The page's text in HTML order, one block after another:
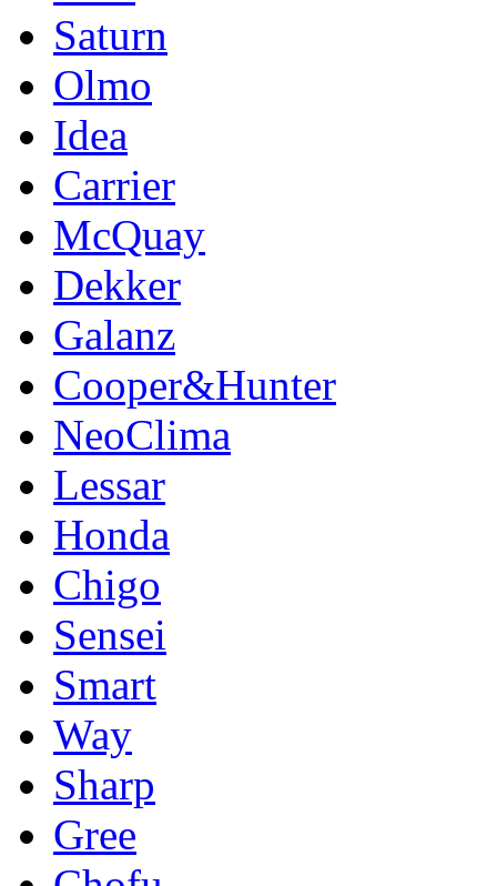
Saturn
Olmo
Idea
Carrier
McQuay
Dekker
Galanz
Cooper&Hunter
NeoClima
Lessar
Honda
Chigo
Sensei
Smart
Way
Sharp
Gree